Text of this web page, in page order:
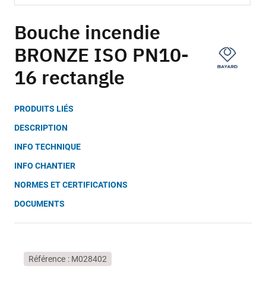
to
the
beginning
of
the
gallery
Bouche incendie
BRONZE ISO PN10-
16 rectangle
PRODUITS LIÉS
DESCRIPTION
INFO TECHNIQUE
INFO CHANTIER
NORMES ET CERTIFICATIONS
DOCUMENTS
Référence M028402